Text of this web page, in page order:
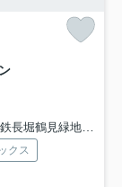
鶴見緑地「松屋町」駅 徒歩6分
クス